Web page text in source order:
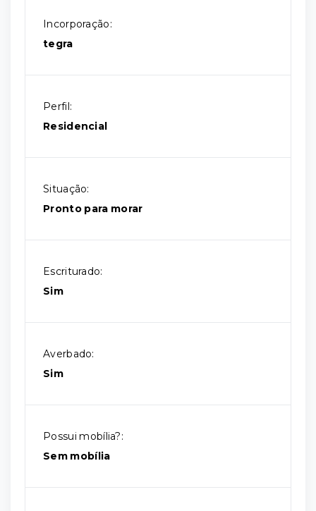
Incorporação:
tegra
Perfil:
Residencial
Situação:
Pronto para morar
Escriturado:
Sim
Averbado:
Sim
Possui mobília?:
Sem mobília